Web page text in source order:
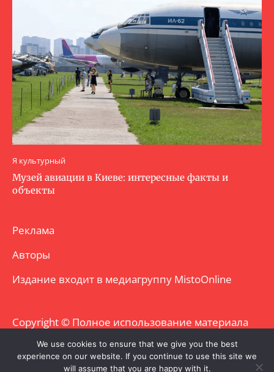
Я культурный
Музей авиации в Киеве: интересные факты и
объекты
Реклама
Авторы
Издание входит в медиагруппу MistoOnline
Copyright © Полное использование материала
запрещено. Частично разрешено с
гиперссылкой.
We use cookies to ensure that we give you the best
experience on our website. If you continue to use this site we
will assume that you are happy with it.